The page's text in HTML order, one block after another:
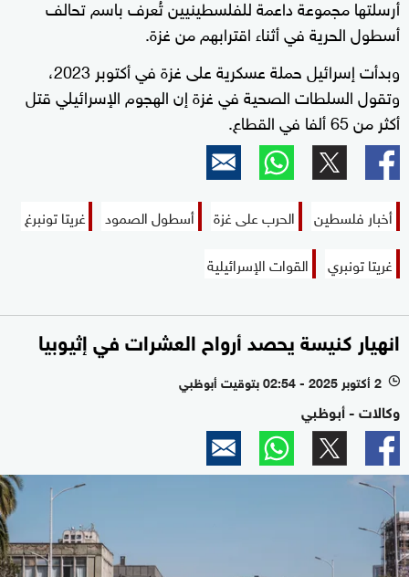
أرسلتها مجموعة داعمة للفلسطينيين تُعرف باسم تحالف
أسطول الحرية في أثناء اقترابهم من غزة.
وبدأت إسرائيل حملة عسكرية على غزة في أكتوبر 2023،
وتقول السلطات الصحية في غزة إن الهجوم الإسرائيلي قتل
أكثر من 65 ألفا في القطاع.
أخبار فلسطين الحرب على غزة أسطول الصمود
غريتا تونبرغ
غريتا تونبري
القوات الإسرائيلية
انهيار كنيسة يحصد أرواح العشرات في إثيوبيا
l 2 أكتوبر 2025 - 02:54 بتوقيت أبوظبي
وكالات - أبوظبي